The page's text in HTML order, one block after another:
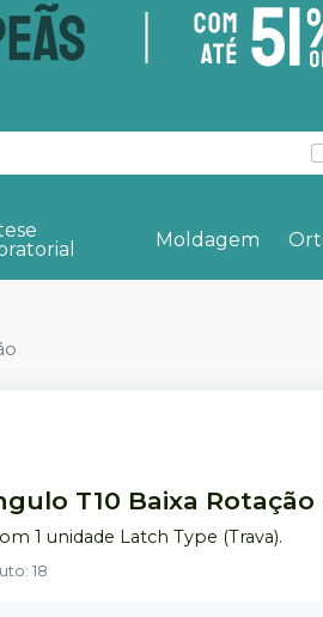
Moldagem
T10 Baixa Rotação
1 unidade Latch Type (Trava).
:18